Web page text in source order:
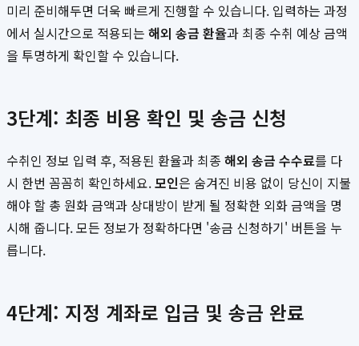
미리 준비해두면 더욱 빠르게 진행할 수 있습니다. 입력하는 과정
에서 실시간으로 적용되는 해외 송금 환율과 최종 수취 예상 금액
을 투명하게 확인할 수 있습니다.
3단계: 최종 비용 확인 및 송금 신청
수취인 정보 입력 후, 적용된 환율과 최종 해외 송금 수수료를 다
시 한번 꼼꼼히 확인하세요.모인은 숨겨진 비용 없이 당신이 지불
해야 할 총 원화 금액과 상대방이 받게 될 정확한 외화 금액을 명
시해 줍니다. 모든 정보가 정확하다면 '송금 신청하기' 버튼을 누
릅니다.
4단계: 지정 계좌로 입금 및 송금 완료